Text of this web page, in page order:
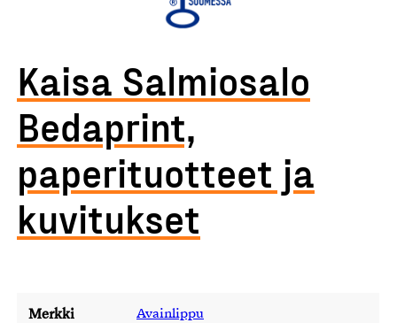
Kaisa Salmiosalo
Bedaprint,
paperituotteet ja
kuvitukset
Merkki Avainlippu